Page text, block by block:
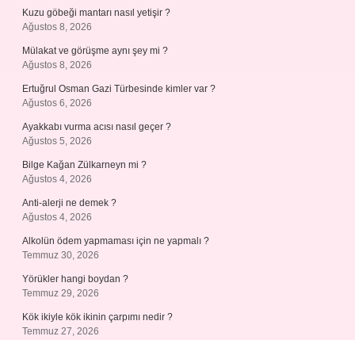
Kuzu göbeği mantarı nasıl yetişir ?
Ağustos 8, 2026
Mülakat ve görüşme aynı şey mi ?
Ağustos 8, 2026
Ertuğrul Osman Gazi Türbesinde kimler var ?
Ağustos 6, 2026
Ayakkabı vurma acısı nasıl geçer ?
Ağustos 5, 2026
Bilge Kağan Zülkarneyn mi ?
Ağustos 4, 2026
Anti-alerji ne demek ?
Ağustos 4, 2026
Alkolün ödem yapmaması için ne yapmalı ?
Temmuz 30, 2026
Yörükler hangi boydan ?
Temmuz 29, 2026
Kök ikiyle kök ikinin çarpımı nedir ?
Temmuz 27, 2026